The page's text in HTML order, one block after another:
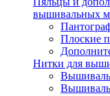
вышивальных
Плоские
Нитки для